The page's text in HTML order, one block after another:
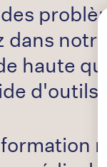
dans
haute
d'outils